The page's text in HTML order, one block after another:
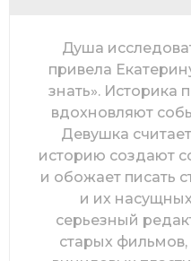
Душа
привела
знать». Историка
вдохновляют
Девушка
историю создают
и обожает писать
и их
серьезный
старых